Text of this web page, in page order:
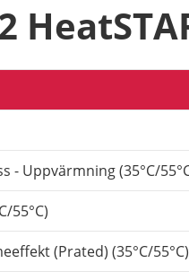
- Uppvärmning (35°C/
55°C)
(Prated) (35°C/55°C)